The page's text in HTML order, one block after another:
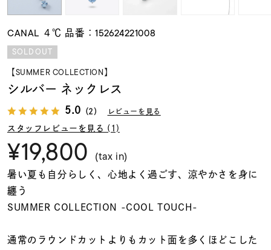
モチーフ
石の色
ファッションテイス
ト
着用シーン
コレクション
リングサイズ
CANAL ４℃ 品番：152624221008
SOLDOUT
【SUMMER COLLECTION】
シルバー ネックレス
5.0 （2） レビューを見る
スタッフレビューを見る (1)
¥19,800 (tax in)
暑い夏も自分らしく、心地よく過ごす、涼やかさを身に
纏う
SUMMER COLLECTION -COOL TOUCH-
通常のラウンドカットよりもカット面を多くほどこした